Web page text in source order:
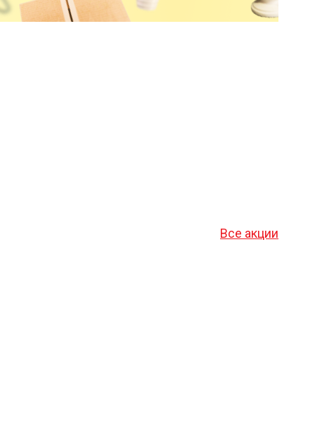
Все акции